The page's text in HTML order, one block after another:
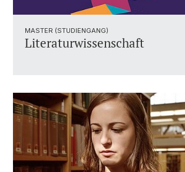
MASTER (STUDIENGANG)
Literaturwissenschaft